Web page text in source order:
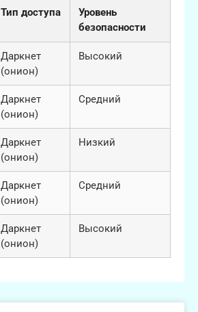
Тип доступа
Уровень
безопасности
Даркнет
(онион)
Высокий
Даркнет
(онион)
Средний
Даркнет
(онион)
Низкий
Даркнет
(онион)
Средний
Даркнет
(онион)
Высокий